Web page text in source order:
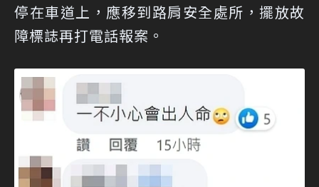
停在車道上，應移到路肩安全處所，擺放故
障標誌再打電話報案。